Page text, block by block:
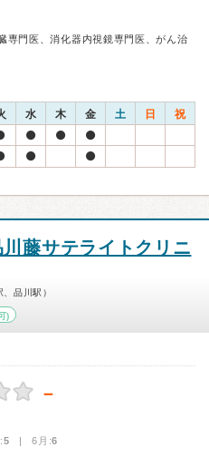
専門医、消化器内視鏡専門医、がん治
水 木 金 土 日 祝
藤サテライトクリニ
品川駅）
)
－
5 | 6月:6